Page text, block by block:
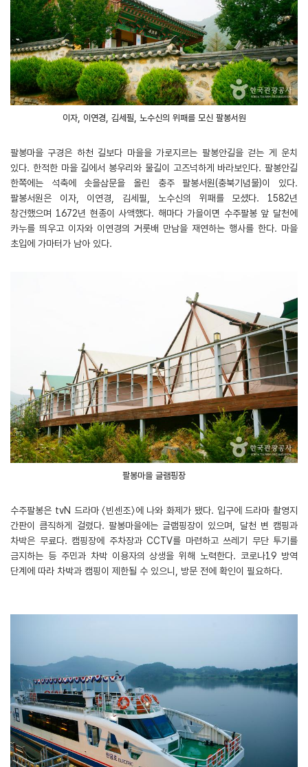
이자, 이연경, 김세필, 노수신의 위패를 모신 팔봉서원
팔봉마을 구경은 하천 길보다 마을을 가로지르는 팔봉안길을 걷는 게 운치
있다. 한적한 마을 길에서 봉우리와 물길이 고즈넉하게 바라보인다. 팔봉안길
한쪽에는 석축에 솟을삼문을 올린 충주 팔봉서원(충북기념물)이 있다.
팔봉서원은 이자, 이연경, 김세필, 노수신의 위패를 모셨다. 1582년
창건했으며 1672년 현종이 사액했다. 해마다 가을이면 수주팔봉 앞 달천에
카누를 띄우고 이자와 이연경의 거룻배 만남을 재연하는 행사를 한다. 마을
초입에 가마터가 남아 있다.
팔봉마을 글램핑장
수주팔봉은 tvN 드라마 〈빈센조〉에 나와 화제가 됐다. 입구에 드라마 촬영지
간판이 큼직하게 걸렸다. 팔봉마을에는 글램핑장이 있으며, 달천 변 캠핑과
차박은 무료다. 캠핑장에 주차장과 CCTV를 마련하고 쓰레기 무단 투기를
금지하는 등 주민과 차박 이용자의 상생을 위해 노력한다. 코로나19 방역
단계에 따라 차박과 캠핑이 제한될 수 있으니, 방문 전에 확인이 필요하다.